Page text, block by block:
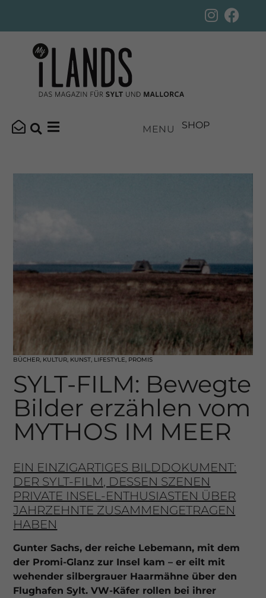
MENU SHOP
BÜCHER, KULTUR, KUNST, LIFESTYLE, PROMIS
SYLT-FILM: Bewegte
Bilder erzählen vom
MYTHOS IM MEER
EIN EINZIGARTIGES BILDDOKUMENT:
DER SYLT-FILM, DESSEN SZENEN
PRIVATE INSEL-ENTHUSIASTEN ÜBER
JAHRZEHNTE ZUSAMMENGETRAGEN
HABEN
Gunter Sachs, der reiche Lebemann, mit dem
der Promi-Glanz zur Insel kam – er eilt mit
wehender silbergrauer Haarmähne über den
Flughafen Sylt. VW-Käfer rollen bei ihrer